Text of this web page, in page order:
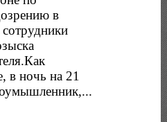
в
в ночь на 21